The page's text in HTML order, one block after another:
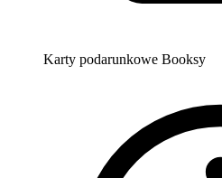
Karty podarunkowe Booksy